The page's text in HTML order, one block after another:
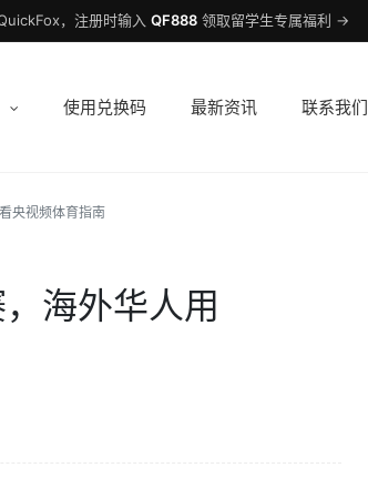
，注册时输入 QF888领取留学生专属福利 →
使用兑换码 最新资讯 联系我们
央视频体育指南
海外华人用